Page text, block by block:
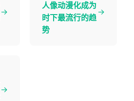
→
人像动漫化成为
时下最流行的趋
势
→
→